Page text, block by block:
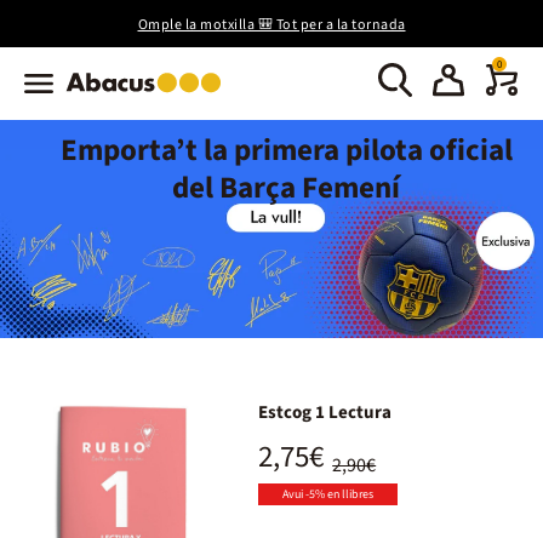
Omple la motxilla 🎒 Tot per a la tornada
0
Emporta’t la primera pilota oficial
del Barça Femení
Estcog 1 Lectura
2,90€
2,75€
Avui -5% en llibres